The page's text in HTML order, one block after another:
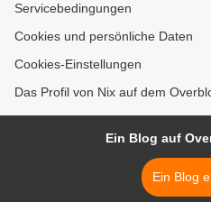
Servicebedingungen
Cookies und persönliche Daten
Cookies-Einstellungen
Das Profil von Nix auf dem
Ein Blog auf
Ein Blog